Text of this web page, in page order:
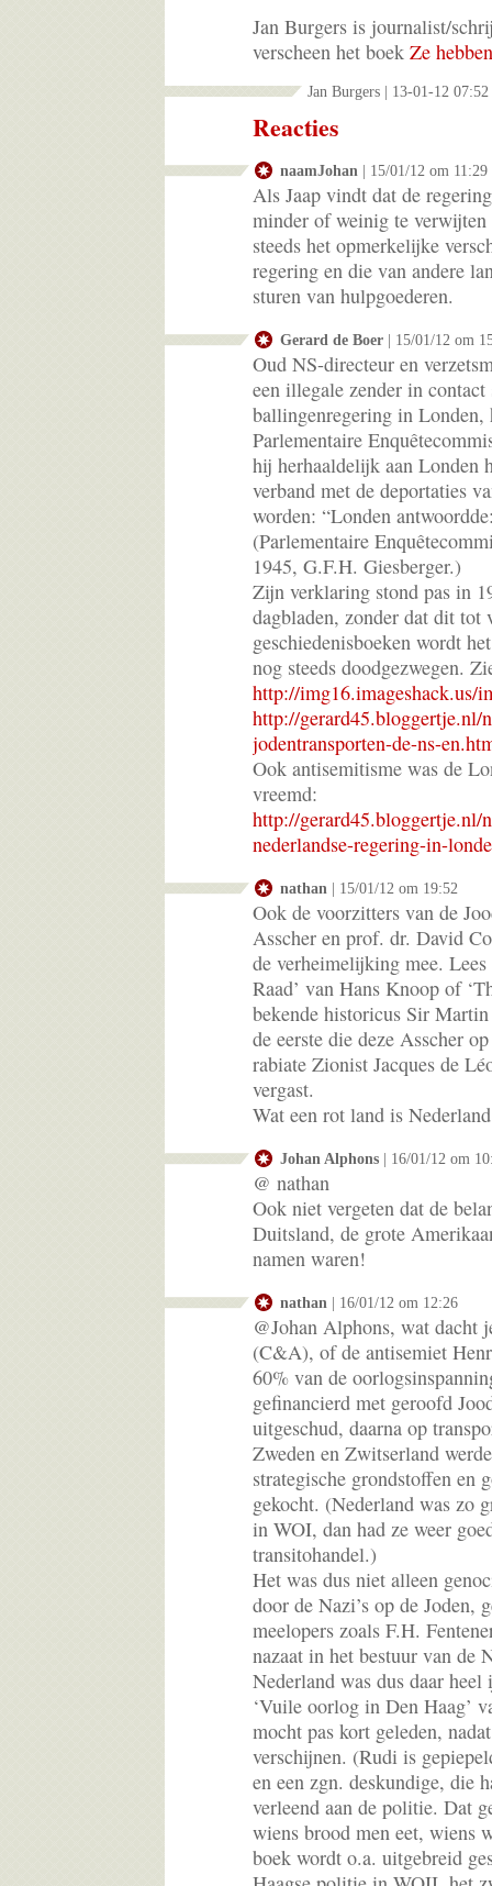
Jan Burgers is journalist/
verscheen het boek Ze
Jan Burgers | 13-01-12 07:52
Reacties
naamJohan | 15/01/12 om 11:29
Als Jaap vindt dat de
minder of weinig te
steeds het opmerkelijke
regering en die van andere
sturen van hulpgoederen.
Gerard de Boer | 15/01/12 om
Oud NS-directeur en
een illegale zender in contact
ballingenregering in Londen,
Parlementaire
hij herhaaldelijk aan Londen
verband met de deportaties
worden: “Londen
(Parlementaire
1945, G.F.H. Giesberger.)
Zijn verklaring stond pas in
dagbladen, zonder dat dit tot
geschiedenisboeken wordt
nog steeds doodgezwegen.
http://img16.imageshack.us/
http://gerard45.bloggertje.nl/
jodentransporten-de-ns-
Ook antisemitisme was de
vreemd:
http://gerard45.bloggertje.nl/
nederlandse-regering-in-
nathan | 15/01/12 om 19:52
Ook de voorzitters van de
Asscher en prof. dr. David
de verheimelijking mee.
Raad’ van Hans Knoop of
bekende historicus Sir
de eerste die deze Asscher
rabiate Zionist Jacques de
vergast.
Wat een rot land is
Johan Alphons | 16/01/12 om
@ nathan
Ook niet vergeten dat de
Duitsland, de grote
namen waren!
nathan | 16/01/12 om 12:26
@Johan Alphons, wat dacht
(C&A), of de antisemiet
60% van de
gefinancierd met geroofd
uitgeschud, daarna op
Zweden en Zwitserland
strategische grondstoffen en
gekocht. (Nederland was zo
in WOI, dan had ze weer
transitohandel.)
Het was dus niet alleen
door de Nazi’s op de Joden,
meelopers zoals F.H.
nazaat in het bestuur van de
Nederland was dus daar
‘Vuile oorlog in Den Haag’
mocht pas kort geleden,
verschijnen. (Rudi is
en een zgn. deskundige, die
verleend aan de politie. Dat
wiens brood men eet, wiens
boek wordt o.a. uitgebreid